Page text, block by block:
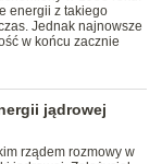
energii z takiego
Jednak najnowsze
w końcu zacznie
jądrowej
rządem rozmowy w